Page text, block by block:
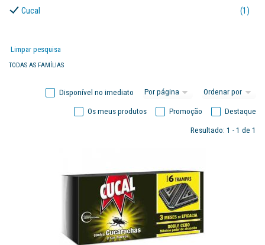
Cucal (1)
Limpar pesquisa
TODAS AS FAMÍLIAS
Disponível no imediato
Destaque
Promoção
Os meus produtos
Resultado: 1 - 1 de 1